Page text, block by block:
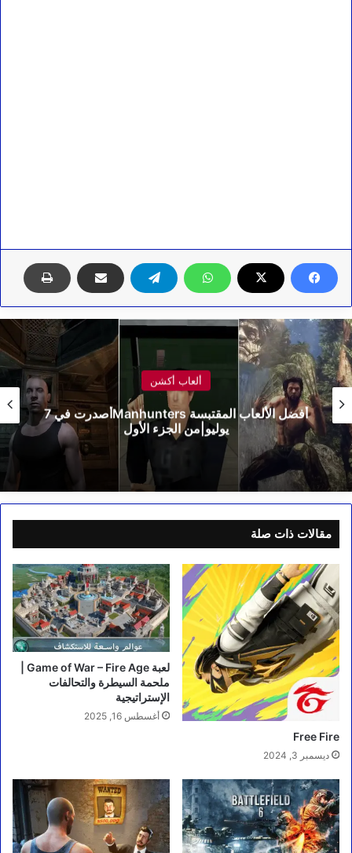
ألعاب أكشن
أفضل الألعاب المقتبسة Manhuntersأصدرت في 7
يوليو|من الجزء الأول
مقالات ذات صلة
Free Fire
ديسمبر 3, 2024
ملحمة السيطرة والتحالفات
الإستراتيجية
أغسطس 16, 2025